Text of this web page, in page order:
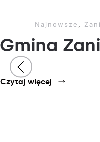
Najnowsze ,
Gmina
Czytaj więcej